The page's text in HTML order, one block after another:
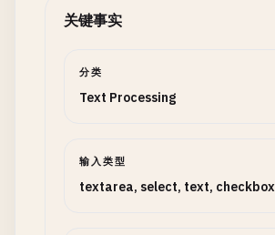
关键事实
分类
Text Processing
输入类型
textarea, select, text, checkbox